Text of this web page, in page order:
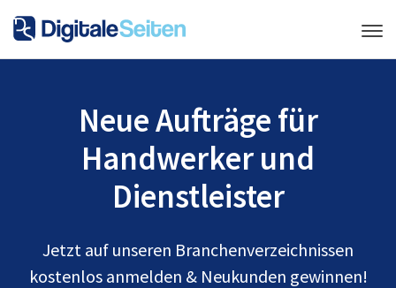
Neue Aufträge für
Handwerker und
Dienstleister
Jetzt auf unseren Branchenverzeichnissen
kostenlos anmelden & Neukunden gewinnen!